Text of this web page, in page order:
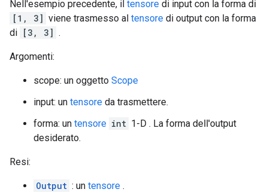
Nell'esempio precedente, il tensore di input con la forma di
[1, 3] viene trasmesso al tensore di output con la forma
di [3, 3] .
Argomenti:
scope: un oggetto Scope
input: un tensore da trasmettere.
forma: un tensore int 1-D . La forma dell'output
desiderato.
Resi:
Output : un tensore .